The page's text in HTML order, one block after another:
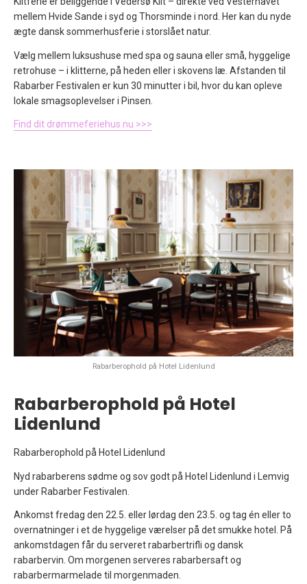
mellem Hvide Sande i syd og Thorsminde i nord. Her kan du nyde
ægte dansk sommerhusferie i storslået natur.
Vælg mellem luksushuse med spa og sauna eller små, hyggelige
retrohuse – i klitterne, på heden eller i skovens læ. Afstanden til
Rabarber Festivalen er kun 30 minutter i bil, hvor du kan opleve
lokale smagsoplevelser i Pinsen.
Find dit drømmeferiehus nu >>>
Rabarberophold på Hotel Lidenlund
Rabarberophold på Hotel
Lidenlund
Rabarberophold på Hotel Lidenlund
Nyd rabarberens sødme og sov godt på Hotel Lidenlund i Lemvig
under Rabarber Festivalen.
Ankomst fredag den 22.5. eller lørdag den 23.5. og tag én eller to
overnatninger i et de hyggelige værelser på det smukke hotel. På
ankomstdagen får du serveret rabarbertrifli og dansk
rabarbervin. Om morgenen serveres rabarbersaft og
rabarbermarmelade til morgenmaden.